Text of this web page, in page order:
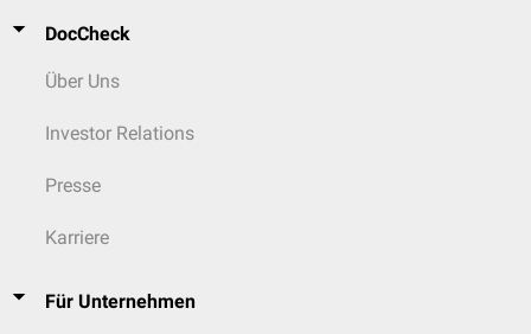
DocCheck
Über Uns
Investor Relations
Presse
Karriere
Für Unternehmen